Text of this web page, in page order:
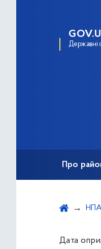
Державні
Про
Дата